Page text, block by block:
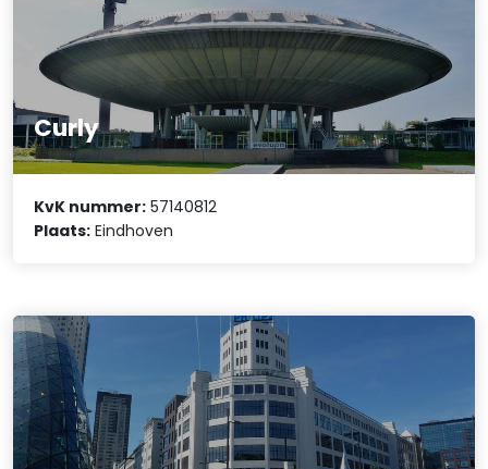
Curly
KvK nummer: 57140812
Plaats: Eindhoven